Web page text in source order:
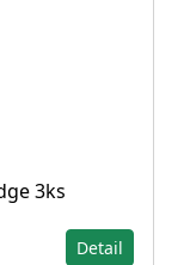
3ks
Detail